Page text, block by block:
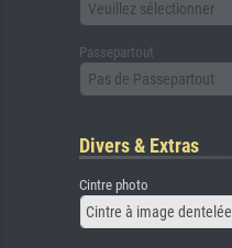
Veuillez sélectionner
Passepartout
Pas de Passepartout
Divers & Extras
Cintre photo
Cintre à image dentelée